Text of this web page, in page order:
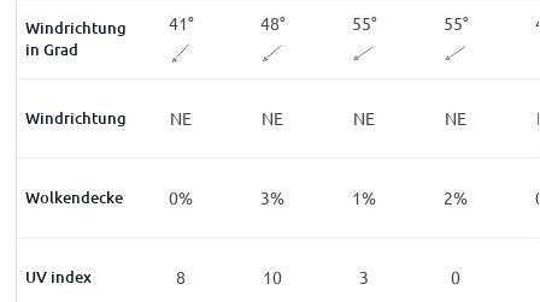
Windrichtung
in Grad
50° 41° 48° 55° 55°
Windrichtung
NE NE NE NE NE
Wolkendecke
1% 0% 3% 1% 2%
UV index
1 8 10 3 0